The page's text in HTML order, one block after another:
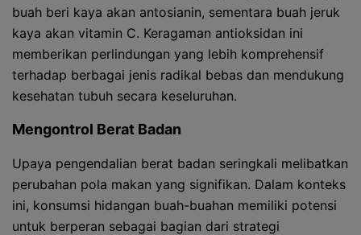
buah beri kaya akan antosianin, sementara buah jeruk
kaya akan vitamin C. Keragaman antioksidan ini
memberikan perlindungan yang lebih komprehensif
terhadap berbagai jenis radikal bebas dan mendukung
kesehatan tubuh secara keseluruhan.
Mengontrol Berat Badan
Upaya pengendalian berat badan seringkali melibatkan
perubahan pola makan yang signifikan. Dalam konteks
ini, konsumsi hidangan buah-buahan memiliki potensi
untuk berperan sebagai bagian dari strategi